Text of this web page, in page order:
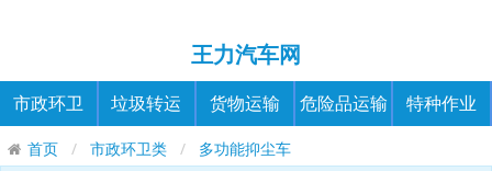
王力汽车网
市政环卫 垃圾转运 货物运输 危险品运输 特种作业
首页 市政环卫类
多功能抑尘车